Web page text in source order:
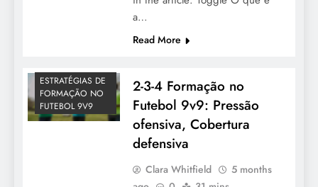
a…
Read More
ESTRATÉGIAS DE
FORMAÇÃO NO
FUTEBOL 9V9
2-3-4 Formação no
Futebol 9v9: Pressão
ofensiva, Cobertura
defensiva
Clara Whitfield
5 months